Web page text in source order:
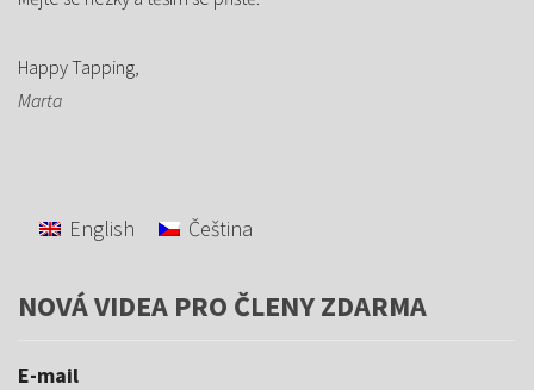
Happy Tapping,
Marta
English Čeština
NOVÁ VIDEA PRO ČLENY ZDARMA
E-mail